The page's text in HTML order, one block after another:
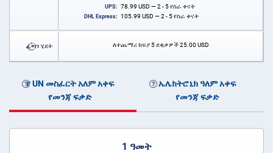
UPS: 78.99 USD — 2 - 5 የስራ ቀናት
DHL Express: 105.99 USD — 2 - 5 የስራ ቀናት
ፈጣን ሂደት ለተጨማሪ ክፍያ 5 ደቂቃዎች25.00 USD
የ UN መስፈርት አለም አቀፍ
የመንጃ ፍቃድ
ኤሌክትሮኒክ ዓለም አቀፍ
የመንጃ ፍቃድ
1 ዓመት